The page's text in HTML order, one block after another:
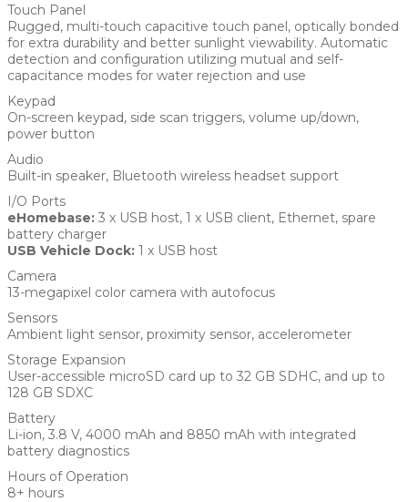
Touch Panel
Rugged, multi-touch capacitive touch panel, optically bonded
for extra durability and better sunlight viewability. Automatic
detection and configuration utilizing mutual and self-
capacitance modes for water rejection and use
Keypad
On-screen keypad, side scan triggers, volume up/down,
power button
Audio
Built-in speaker, Bluetooth wireless headset support
I/O Ports
eHomebase: 3 x USB host, 1 x USB client, Ethernet, spare
battery charger
USB Vehicle Dock: 1 x USB host
Camera
13-megapixel color camera with autofocus
Sensors
Ambient light sensor, proximity sensor, accelerometer
Storage Expansion
User-accessible microSD card up to 32 GB SDHC, and up to
128 GB SDXC
Battery
Li-ion, 3.8 V, 4000 mAh and 8850 mAh with integrated
battery diagnostics
Hours of Operation
8+ hours